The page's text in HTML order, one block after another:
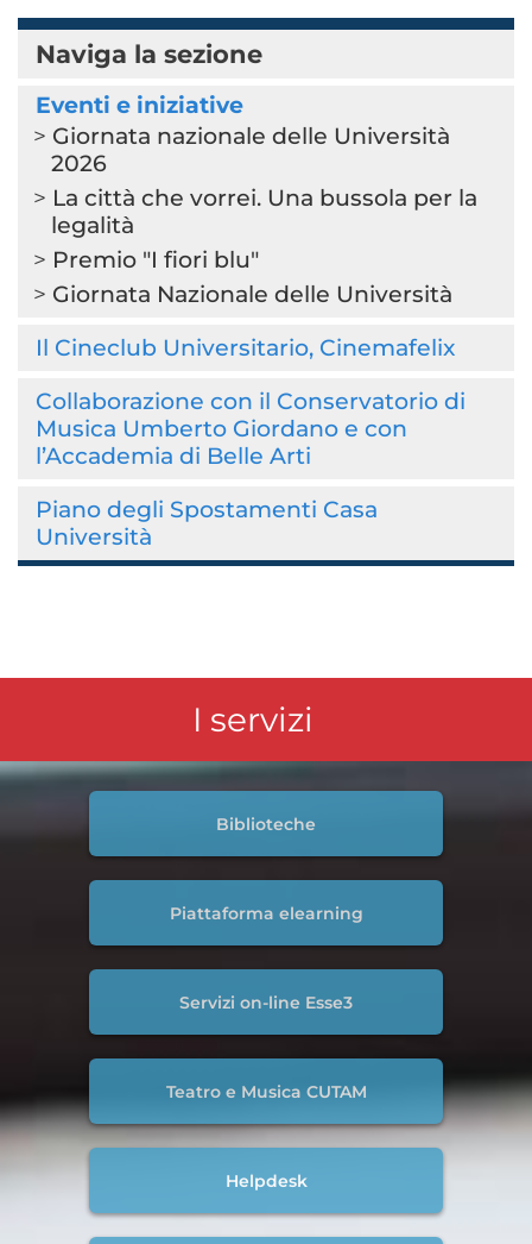
Naviga la sezione
Eventi e iniziative
Giornata nazionale delle Università
2026
La città che vorrei. Una bussola per la
legalità
Premio "I fiori blu"
Giornata Nazionale delle Università
Il Cineclub Universitario, Cinemafelix
Collaborazione con il Conservatorio di
Musica Umberto Giordano e con
l’Accademia di Belle Arti
Piano degli Spostamenti Casa
Università
I servizi
Biblioteche
Piattaforma elearning
Servizi on-line Esse3
Teatro e Musica CUTAM
Helpdesk